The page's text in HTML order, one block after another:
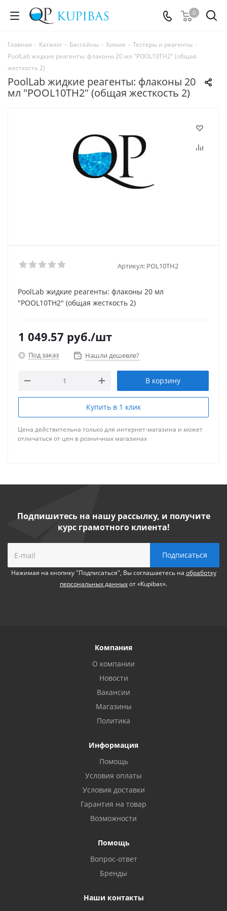
0
Главная - Каталог - Бассейны - Химия - Тестеры и реагенты -
PoolLab жидкие реагенты: флаконы 20 мл "POOL10TH2" (общая
жесткость 2)
PoolLab жидкие реагенты: флаконы 20
мл "POOL10TH2" (общая жесткость 2)
Артикул: POL10TH2
PoolLab жидкие реагенты: флаконы 20 мл
"POOL10TH2" (общая жесткость 2)
1 049.57 руб./шт
Под заказ Нашли дешевле?
В корзину
Купить в 1 клик
Цена действительна только для интернет-магазина и может
отличаться от цен в розничных магазинах
Подпишитесь на нашу рассылку, и получите
курс грамотного клиента!
Нажимая на кнопнку "Подписаться", Вы соглашаетесь на обработку
персональных данныхот «Kupibas».
Компания
О компании
Новости
Вакансии
Магазины
Политика
Информация
Помощь
Условия оплаты
Условия доставки
Гарантия на товар
Возможности
Помощь
Вопрос-ответ
Бренды
Наши контакты